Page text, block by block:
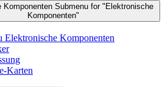
Komponenten Submenu for "Elektronische
Komponenten"
Elektronische Komponenten
Karten